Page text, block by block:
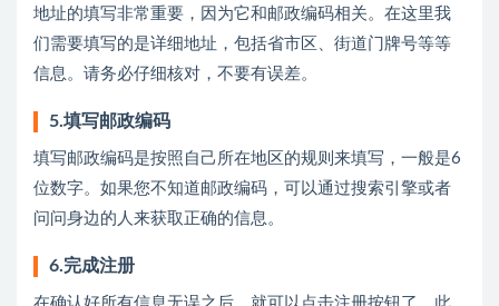
地址的填写非常重要，因为它和邮政编码相关。在这里我
们需要填写的是详细地址，包括省市区、街道门牌号等等
信息。请务必仔细核对，不要有误差。
5.填写邮政编码
填写邮政编码是按照自己所在地区的规则来填写，一般是6
位数字。如果您不知道邮政编码，可以通过搜索引擎或者
问问身边的人来获取正确的信息。
6.完成注册